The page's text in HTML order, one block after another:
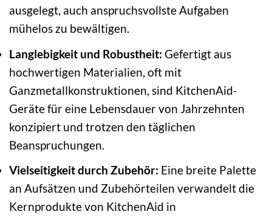
ausgelegt, auch anspruchsvollste Aufgaben
mühelos zu bewältigen.
Langlebigkeit und Robustheit: Gefertigt aus
hochwertigen Materialien, oft mit
Ganzmetallkonstruktionen, sind KitchenAid-
Geräte für eine Lebensdauer von Jahrzehnten
konzipiert und trotzen den täglichen
Beanspruchungen.
Vielseitigkeit durch Zubehör: Eine breite Palette
an Aufsätzen und Zubehörteilen verwandelt die
Kernprodukte von KitchenAid in